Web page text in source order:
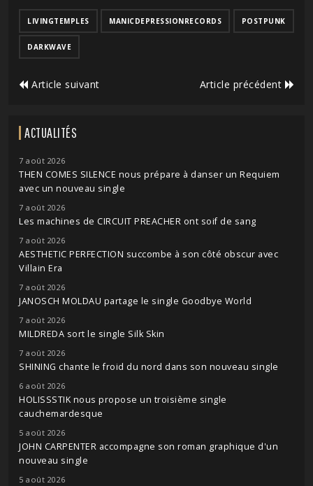
LIVINGTEMPLES MANICDEPRESSIONRECORDS POSTPUNK
DARKWAVE
Article suivant Article précédent
ACTUALITÉS
7 août 2026
THEN COMES SILENCE nous prépare à danser un Requiem
avec un nouveau single
7 août 2026
Les machines de CIRCUIT PREACHER ont soif de sang
7 août 2026
AESTHETIC PERFECTION succombe à son côté obscur avec
Villain Era
7 août 2026
JANOSCH MOLDAU partage le single Goodbye World
7 août 2026
MILDREDA sort le single Silk Skin
7 août 2026
SHINING chante le froid du nord dans son nouveau single
6 août 2026
HOLISSSTIK nous propose un troisième single
cauchemardesque
5 août 2026
JOHN CARPENTER accompagne son roman graphique d'un
nouveau single
5 août 2026